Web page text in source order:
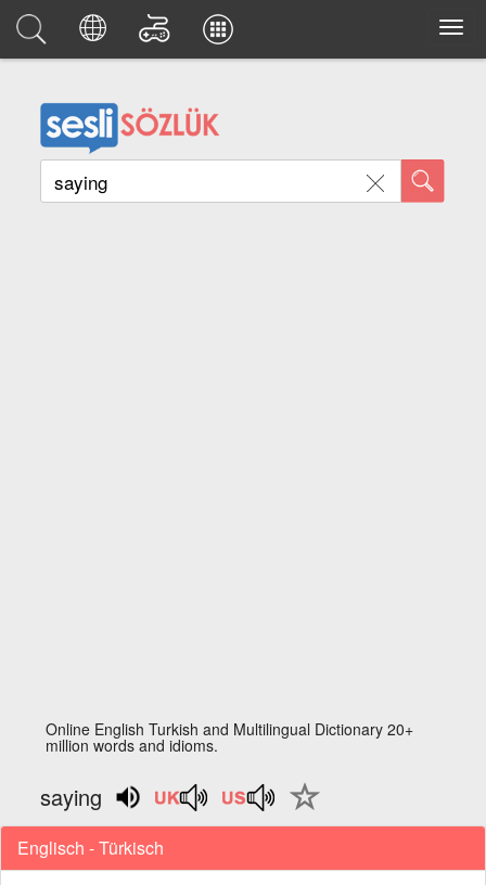
Online English Turkish and Multilingual Dictionary 20+
million words and idioms.
saying
Englisch - Türkisch